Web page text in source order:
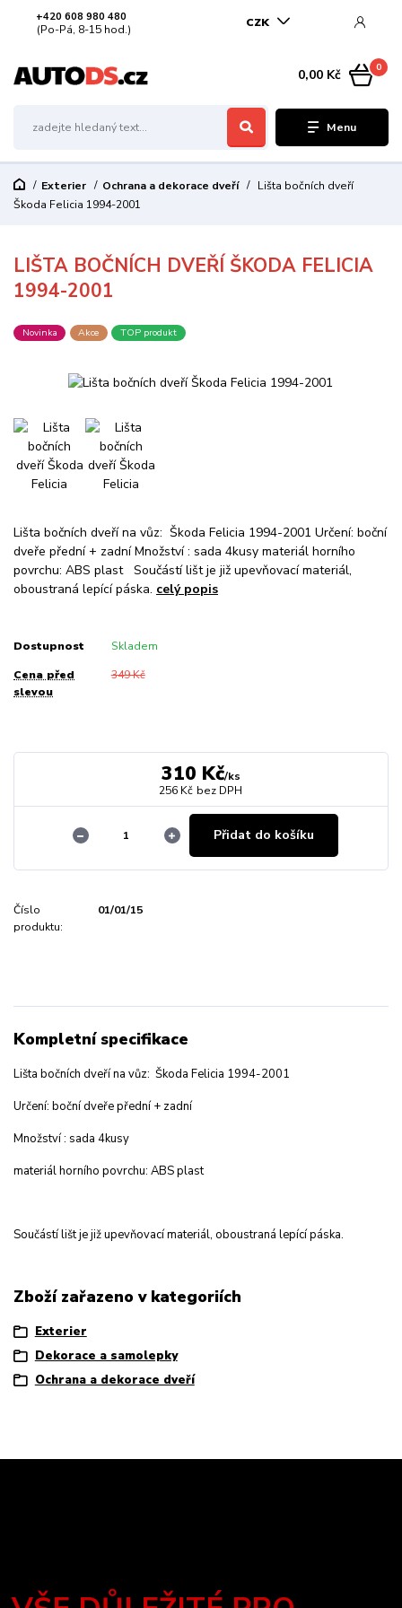
Menu
CZK
+420 608 980 480
(Po-Pá, 8-15 hod.)
0
0,00 Kč
Exterier Ochrana a dekorace dveří
Lišta bočních dveří
Škoda Felicia 1994-2001
LIŠTA BOČNÍCH DVEŘÍ ŠKODA FELICIA
1994-2001
Novinka Akce TOP produkt
Lišta bočních dveří na vůz: Škoda Felicia 1994-2001 Určení: boční
dveře přední + zadní Množství : sada 4kusy materiál horního
povrchu: ABS plast Součástí lišt je již upevňovací materiál,
oboustraná lepící páska. celý popis
Dostupnost Skladem
Cena před
slevou
349 Kč
310 Kč/ks
256 Kč bez DPH
Přidat do košíku
Číslo
produktu:
01/01/15
Kompletní specifikace
Lišta bočních dveří na vůz: Škoda Felicia 1994-2001
Určení: boční dveře přední + zadní
Množství : sada 4kusy
materiál horního povrchu: ABS plast
Součástí lišt je již upevňovací materiál, oboustraná lepící páska.
Zboží zařazeno v kategoriích
Exterier
Dekorace a samolepky
Ochrana a dekorace dveří